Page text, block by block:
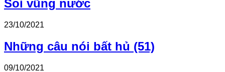
Soi vũng nước
23/10/2021
Những câu nói bất hủ (51)
09/10/2021